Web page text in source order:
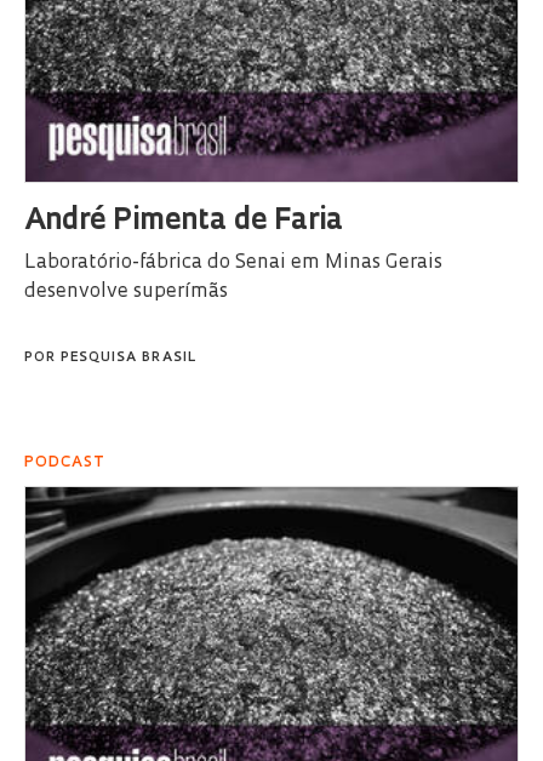
André Pimenta de Faria
Laboratório-fábrica do Senai em Minas Gerais
desenvolve superímãs
POR PESQUISA BRASIL
PODCAST